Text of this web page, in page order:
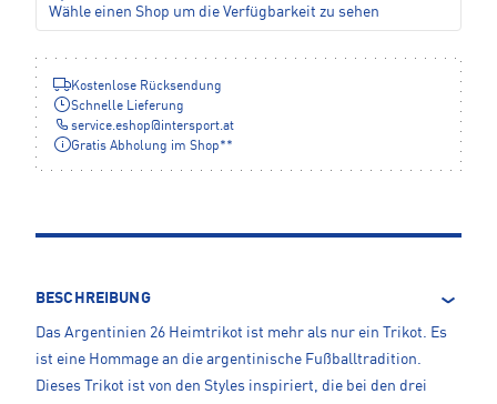
Wähle einen Shop um die Verfügbarkeit zu sehen
Kostenlose Rücksendung
Schnelle Lieferung
service.eshop@intersport.at
Gratis Abholung im Shop**
BESCHREIBUNG
Das Argentinien 26 Heimtrikot ist mehr als nur ein Trikot. Es
ist eine Hommage an die argentinische Fußballtradition.
Dieses Trikot ist von den Styles inspiriert, die bei den drei